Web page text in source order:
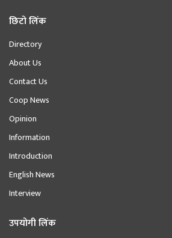
छिटो लिंक
Directory
About Us
Contact Us
Coop News
Opinion
Information
Introduction
English News
Interview
उपयोगी लिंक